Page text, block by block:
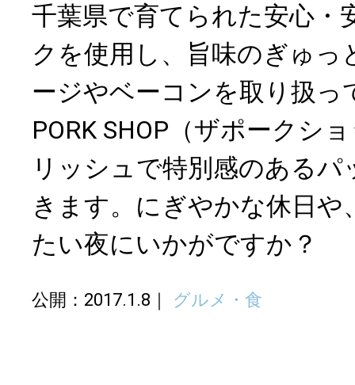
千葉県で育てられた安心・
クを使用し、旨味のぎゅっ
ージやベーコンを取り扱っ
PORK SHOP（ザポークシ
リッシュで特別感のある
きます。にぎやかな休日
たい夜にいかがですか？
公開：2017.1.8 グルメ・食